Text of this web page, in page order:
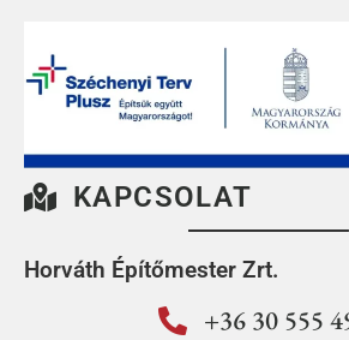
KAPCSOLAT
Horváth Építőmester Zrt.
+36 30 555